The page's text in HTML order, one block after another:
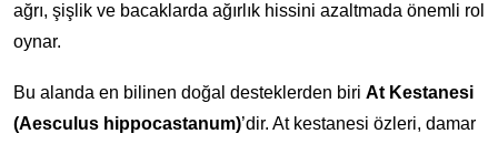
ağrı, şişlik ve bacaklarda ağırlık hissini azaltmada önemli rol
oynar.
Bu alanda en bilinen doğal desteklerden biri At Kestanesi
(Aesculus hippocastanum)’dir. At kestanesi özleri, damar